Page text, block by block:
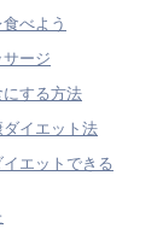
べよう
ージ
する方法
イエット法
エットできる